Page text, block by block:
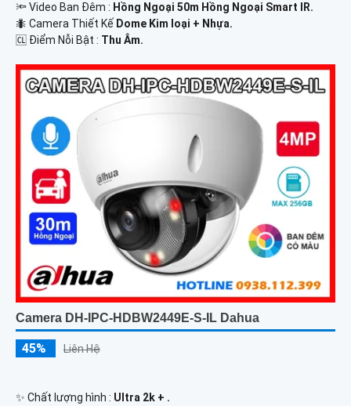
🔦 Video Ban Đêm : Hồng Ngoại 50m Hồng Ngoại Smart IR.
🐜 Camera Thiết Kế Dome Kim loại + Nhựa.
️🆑 Điểm Nỗi Bật : Thu Âm.
Camera DH-IPC-HDBW2449E-S-IL Dahua
45% Liên Hệ
✨ Chất lượng hình : Ultra 2k + .